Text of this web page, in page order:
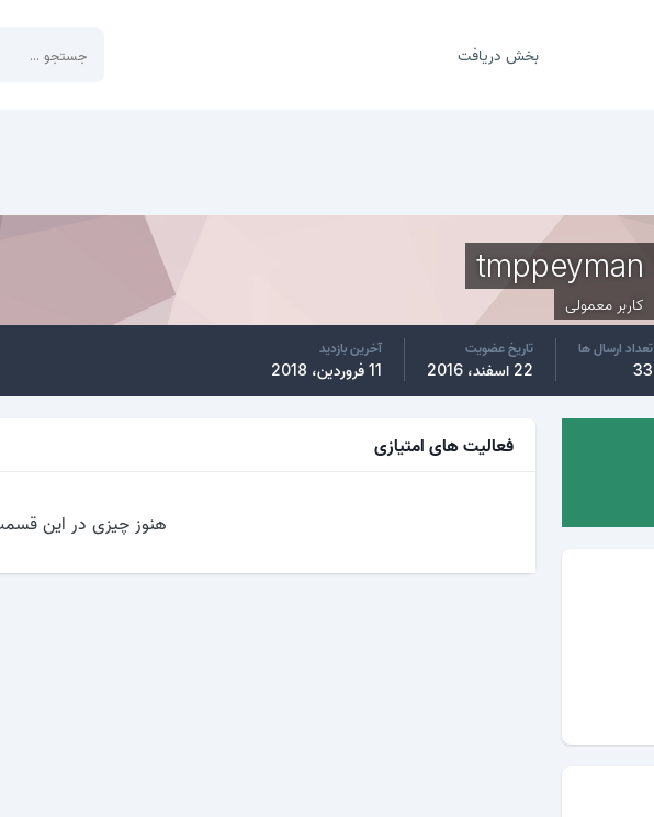
بخش دریافت
tmppeyman
کاربر معمولی
تعداد ارسال ها
33
تاریخ عضویت
22 اسفند، 2016
آخرین بازدید
11 فروردین، 2018
فعالیت های امتیازی
هنوز چیزی در این